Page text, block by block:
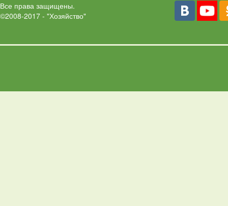
Все права защищены.
©2008-2017 - "Хозяйство"